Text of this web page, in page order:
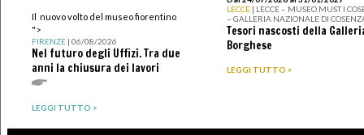
Il nuovo volto del museo fiorentino
">
FIRENZE| 06/08/2026
Nel futuro degli Uffizi. Tra due
anni la chiusura dei lavori
LEGGI TUTTO >
LECCE | LECCE – MUSEO MUST I
– GALLERIA NAZIONALE DI
Tesori nascosti della
Borghese
LEGGI TUTTO >